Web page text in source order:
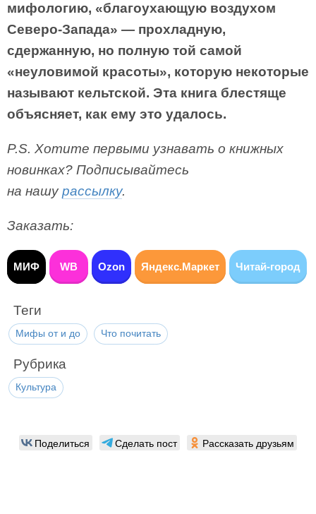
мифологию, «благоухающую воздухом
Северо-Запада» — прохладную,
сдержанную, но полную той самой
«неуловимой красоты», которую некоторые
называют кельтской. Эта книга блестяще
объясняет, как ему это удалось.
P.S. Хотите первыми узнавать о книжных
новинках? Подписывайтесь
на нашурассылку.
Заказать:
МИФ WB Ozon Яндекс.Маркет Читай-город
Теги
Мифы от и до Что почитать
Рубрика
Культура
Поделиться Сделать пост Рассказать друзьям